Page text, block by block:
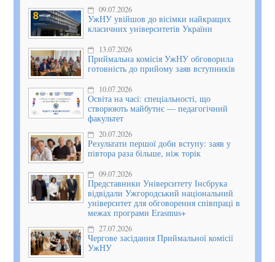
09.07.2026
УжНУ увійшов до вісімки найкращих
класичних університетів України
13.07.2026
Приймальна комісія УжНУ обговорила
готовність до прийому заяв вступників
10.07.2026
Освіта на часі: спеціальності, що
створюють майбутнє — педагогічний
факультет
20.07.2026
Результати першої доби вступу: заяв у
півтора раза більше, ніж торік
09.07.2026
Представники Університету Інсбрука
відвідали Ужгородський національний
університет для обговорення співпраці в
межах програми Erasmus+
27.07.2026
Чергове засідання Приймальної комісії
УжНУ